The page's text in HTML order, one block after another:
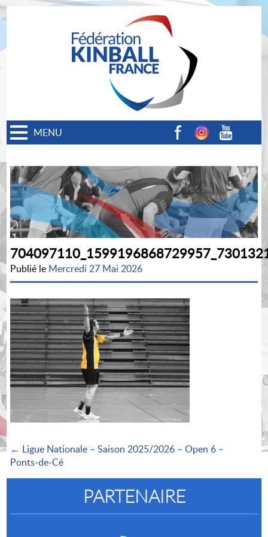
MENU
Publié le Mercredi 27 Mai 2026
← Ligue Nationale – Saison 2025/2026 – Open 6 –
Ponts-de-Cé
PARTENAIRE